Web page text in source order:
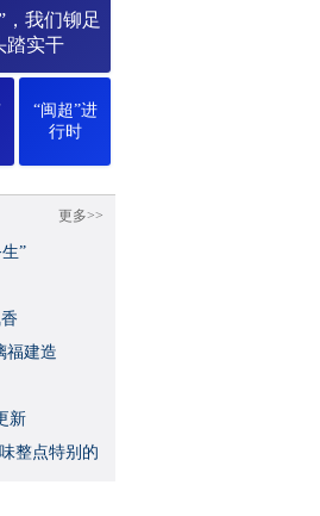
，我们铆足
踏实干
“闽超”进
行时
更多>>
”
福建造
新
整点特别的